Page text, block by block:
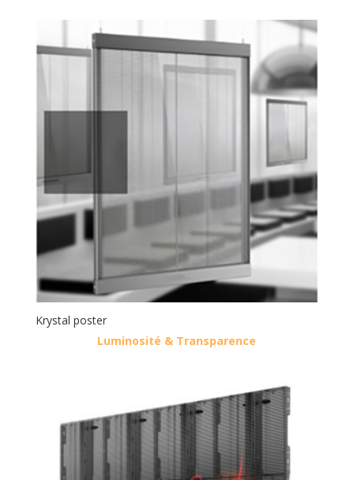
Krystal poster
Luminosité & Transparence